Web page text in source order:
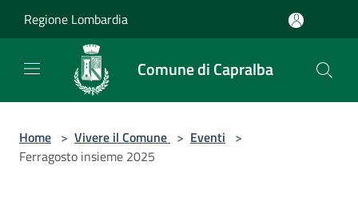
Regione Lombardia
Comune di Capralba
Home > Vivere il Comune > Eventi >
Ferragosto insieme 2025